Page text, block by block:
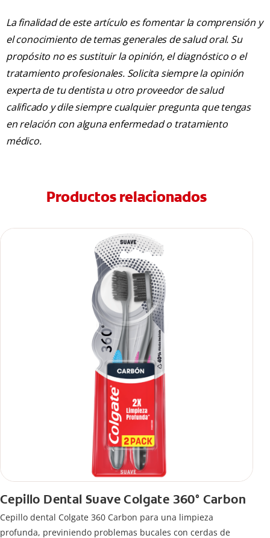
La finalidad de este artículo es fomentar la comprensión y
el conocimiento de temas generales de salud oral. Su
propósito no es sustituir la opinión, el diagnóstico o el
tratamiento profesionales. Solicita siempre la opinión
experta de tu dentista u otro proveedor de salud
calificado y dile siempre cualquier pregunta que tengas
en relación con alguna enfermedad o tratamiento
médico.
Productos relacionados
Cepillo Dental Suave Colgate 360° Carbon
Cepillo dental Colgate 360 ​​Carbon para una limpieza
profunda, previniendo problemas bucales con cerdas de